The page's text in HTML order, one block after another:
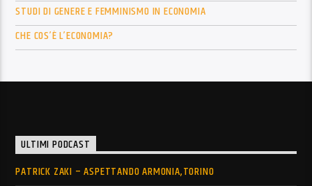
STUDI DI GENERE E FEMMINISMO IN ECONOMIA
CHE COS’È L’ECONOMIA?
ULTIMI PODCAST
PATRICK ZAKI – ASPETTANDO ARMONIA,TORINO